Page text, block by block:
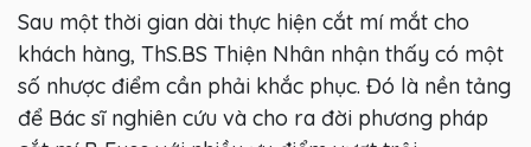
Sau một thời gian dài thực hiện cắt mí mắt cho
khách hàng, ThS.BS Thiện Nhân nhận thấy có một
số nhược điểm cần phải khắc phục. Đó là nền tảng
để Bác sĩ nghiên cứu và cho ra đời phương pháp